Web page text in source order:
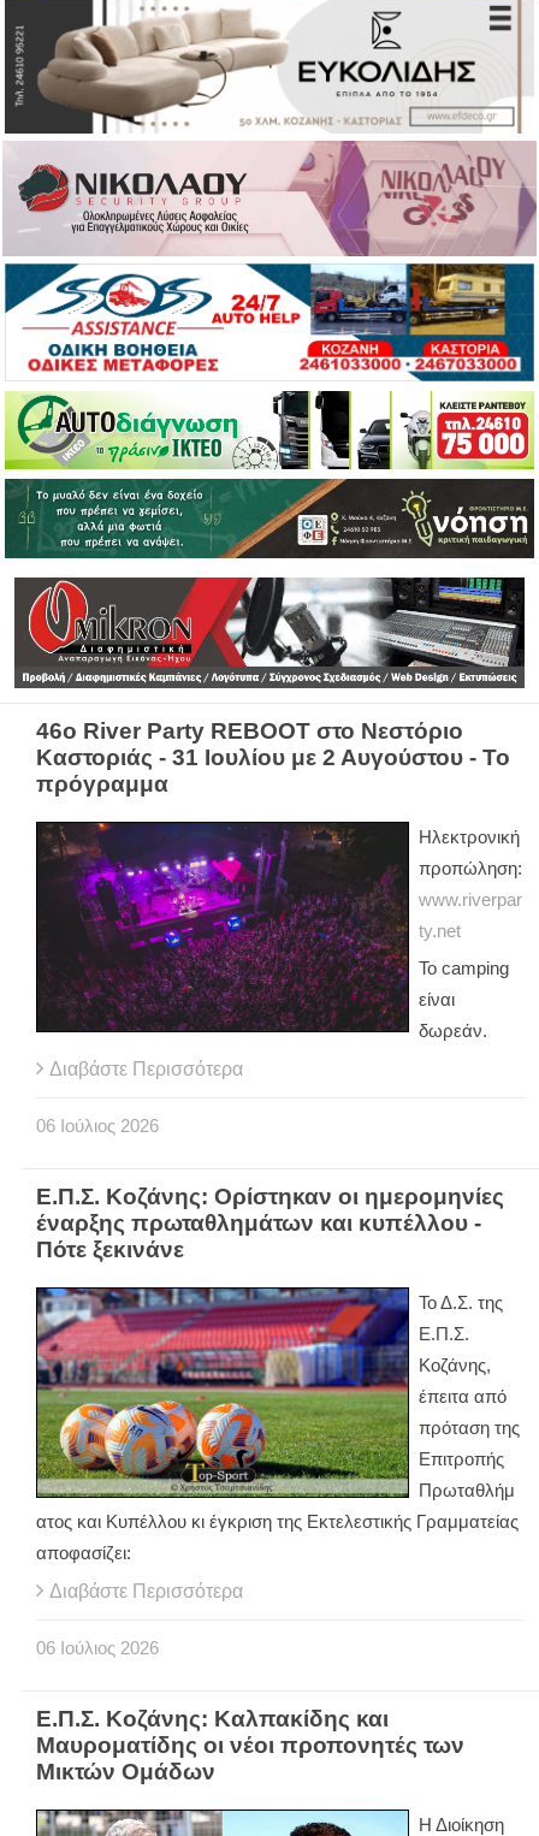
46ο River Party REBOOT στο Νεστόριο
Καστοριάς - 31 Ιουλίου με 2 Αυγούστου - Το
πρόγραμμα
Ηλεκτρονική
προπώληση:
www.riverpar
ty.net
Το camping
είναι
δωρεάν.
Διαβάστε Περισσότερα
06 Ιούλιος 2026
Ε.Π.Σ. Κοζάνης: Ορίστηκαν οι ημερομηνίες
έναρξης πρωταθλημάτων και κυπέλλου -
Πότε ξεκινάνε
Το Δ.Σ. της
Ε.Π.Σ.
Κοζάνης,
έπειτα από
πρόταση της
Επιτροπής
Πρωταθλήμ
ατος και Κυπέλλου κι έγκριση της Εκτελεστικής Γραμματείας
αποφασίζει:
Διαβάστε Περισσότερα
06 Ιούλιος 2026
Ε.Π.Σ. Κοζάνης: Καλπακίδης και
Μαυροματίδης οι νέοι προπονητές των
Μικτών Ομάδων
Η Διοίκηση